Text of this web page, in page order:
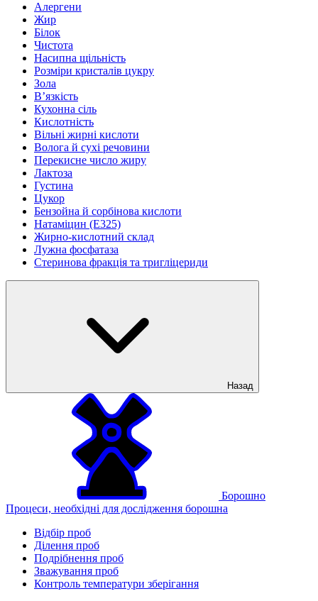
Алергени
Жир
Білок
Чистота
Насипна щільність
Розміри кристалів цукру
Зола
В’язкість
Кухонна сіль
Кислотність
Вільні жирні кислоти
Волога й сухі речовини
Перекисне число жиру
Лактоза
Густина
Цукор
Бензойна й сорбінова кислоти
Натаміцин (Е325)
Жирно-кислотний склад
Лужна фосфатаза
Стеринова фракція та тригліцериди
Назад
Борошно
Процеси, необхідні для дослідження борошна
Відбір проб
Ділення проб
Подрібнення проб
Зважування проб
Контроль температури зберігання